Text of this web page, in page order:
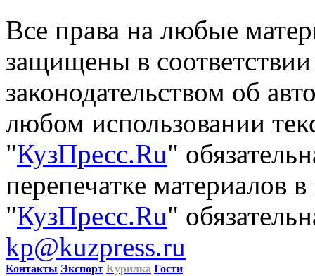
Все права на любые
защищены в
законодательством об
любом использовании
"КузПресс.Ru"
перепечатке материалов
"КузПресс.Ru"
kp@kuzpress.ru
Контакты Экспорт Курилка Гости